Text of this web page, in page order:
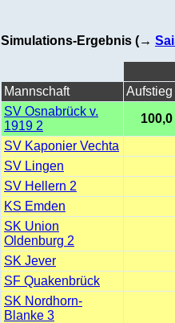
Simulations-Ergebnis (→
Mannschaft
Aufstieg
SV Osnabrück v.
1919 2
100,0
SV Kaponier Vechta
SV Lingen
SV Hellern 2
KS Emden
SK Union
Oldenburg 2
SK Jever
SF Quakenbrück
SK Nordhorn-
Blanke 3